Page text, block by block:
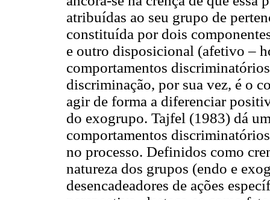
atribuídas ao seu grupo de
constituída por dois
e outro disposicional (afetivo –
comportamentos
discriminação, por sua vez, é o
agir de forma a diferenciar
do exogrupo. Tajfel (1983) dá
comportamentos
no processo. Definidos como
natureza dos grupos (endo e
desencadeadores de ações